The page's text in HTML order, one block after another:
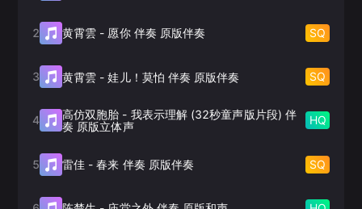
2 黄霄雲 - 愿你 伴奏 原版伴奏 SQ
3 黄霄雲 -娃儿！莫怕 伴奏 原版伴奏 SQ
4 高仿双胞胎 - 我表示理解 (32秒童声版片段) 伴
奏 原版立体声
HQ
5 雷佳 -春来 伴奏 原版伴奏 SQ